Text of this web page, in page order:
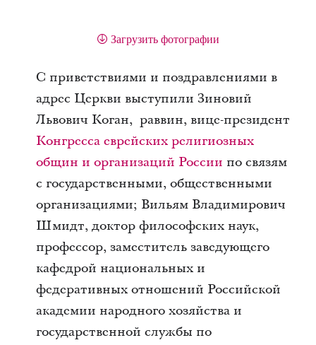
Загрузить фотографии
С приветствиями и поздравлениями в
адрес Церкви выступили Зиновий
Львович Коган, раввин, вице-президент
Конгресса еврейских религиозных
общин и организаций России по связям
с государственными, общественными
организациями; Вильям Владимирович
Шмидт, доктор философских наук,
профессор, заместитель заведующего
кафедрой национальных и
федеративных отношений Российской
академии народного хозяйства и
государственной службы по